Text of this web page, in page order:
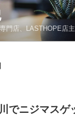
門店、LASTHOPE店
でニジマスゲ